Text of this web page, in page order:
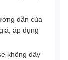
dẫn của
áp dụng
không dây